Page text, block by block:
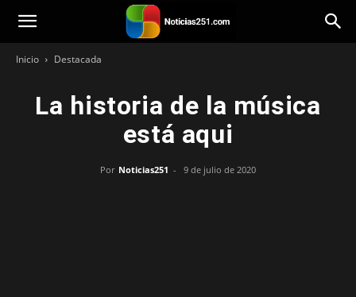
Noticias251
Inicio Destacada
La historia de la música
está aqui
Por Noticias251 - 9 de julio de 2020